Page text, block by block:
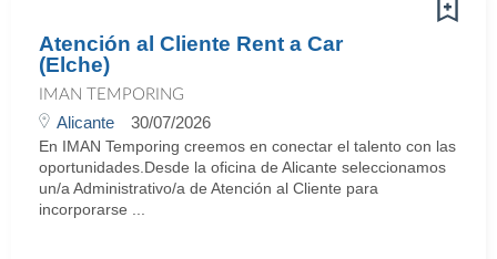
Atención al Cliente Rent a Car
(Elche)
IMAN TEMPORING
Alicante 30/07/2026
En IMAN Temporing creemos en conectar el talento con las
oportunidades.Desde la oficina de Alicante seleccionamos
un/a Administrativo/a de Atención al Cliente para
incorporarse ...